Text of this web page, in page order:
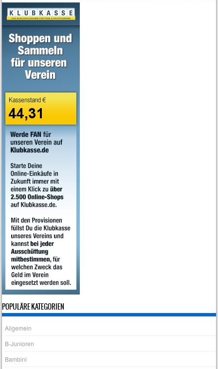
POPULÄRE KATEGORIEN
Allgemein
B-Junioren
Bambini